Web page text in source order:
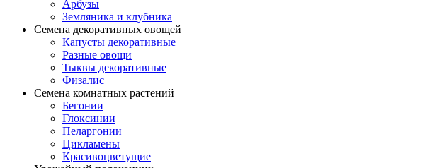
Арбузы
Земляника и клубника
Семена декоративных овощей
Капусты декоративные
Разные овощи
Тыквы декоративные
Физалис
Семена комнатных растений
Бегонии
Глоксинии
Пеларгонии
Цикламены
Красивоцветущие